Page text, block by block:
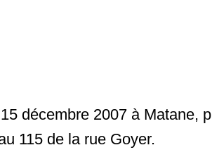
décembre 2007 à Matane,
115 de la rue Goyer.